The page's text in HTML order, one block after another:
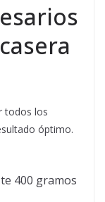
todos los
óptimo.
400 gramos